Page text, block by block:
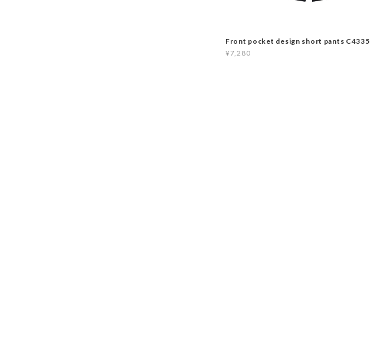
Front pocket design short pants C4335
¥7,280